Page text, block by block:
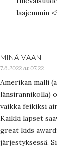
laajemmin
MINÄ VAAN
7.6.2022 at 07:22
Amerikan malli
länsirannikolla)
vaikka feikiksi
Kaikki lapset
great kids
järjestyksessä.